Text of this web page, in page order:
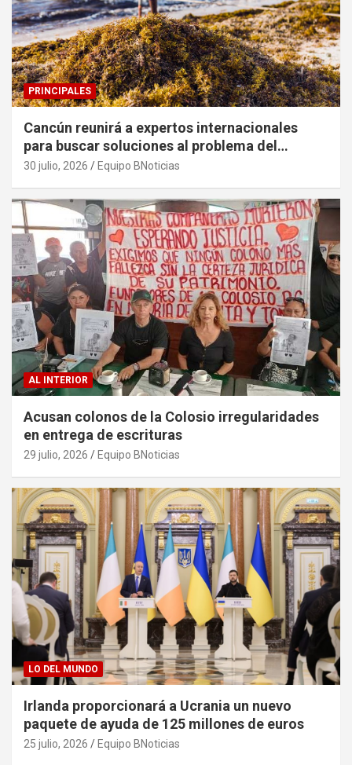
PRINCIPALES
Cancún reunirá a expertos internacionales
para buscar soluciones al problema del
sargazo
30 julio, 2026 Equipo BNoticias
AL INTERIOR
Acusan colonos de la Colosio irregularidades
en entrega de escrituras
29 julio, 2026 Equipo BNoticias
LO DEL MUNDO
Irlanda proporcionará a Ucrania un nuevo
paquete de ayuda de 125 millones de euros
25 julio, 2026 Equipo BNoticias